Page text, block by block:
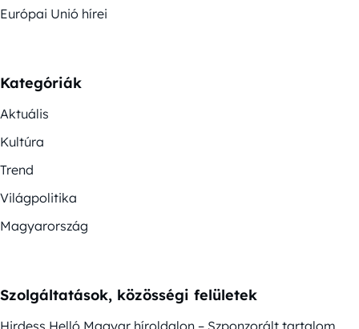
Európai Unió hírei
Kategóriák
Aktuális
Kultúra
Trend
Világpolitika
Magyarország
Szolgáltatások, közösségi felületek
Hirdess Helló Magyar híroldalon – Szponzorált tartalom,